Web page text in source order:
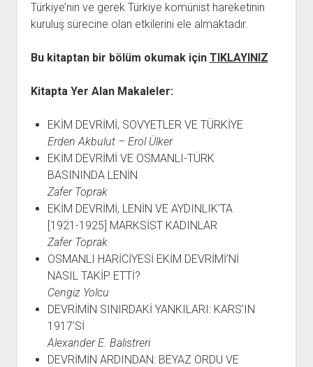
Türkiye’nin ve gerek Türkiye komünist hareketinin
kuruluş sürecine olan etkilerini ele almaktadır.
Bu kitaptan bir bölüm okumak için TIKLAYINIZ
Kitapta Yer Alan Makaleler:
EKİM DEVRİMİ, SOVYETLER VE TÜRKİYE
Erden Akbulut – Erol Ülker
EKİM DEVRİMİ VE OSMANLI-TÜRK
BASININDA LENİN
Zafer Toprak
EKİM DEVRİMİ, LENİN VE AYDINLIK’TA
[1921-1925] MARKSİST KADINLAR
Zafer Toprak
OSMANLI HARİCİYESİ EKİM DEVRİMİ’Nİ
NASIL TAKİP ETTİ?
Cengiz Yolcu
DEVRİMİN SINIRDAKİ YANKILARI: KARS’IN
1917’Sİ
Alexander E. Balistreri
DEVRİMİN ARDINDAN: BEYAZ ORDU VE